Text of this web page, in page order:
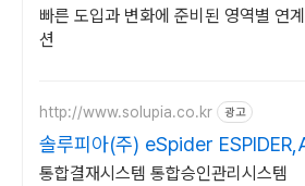
맞춤형 연계
빠른 도입과 변화에 준비된 영역별 연
션
http://www.solupia.co.kr 광고
솔루피아(주) eSpider
통합결재시스템 통합승인관리시스템